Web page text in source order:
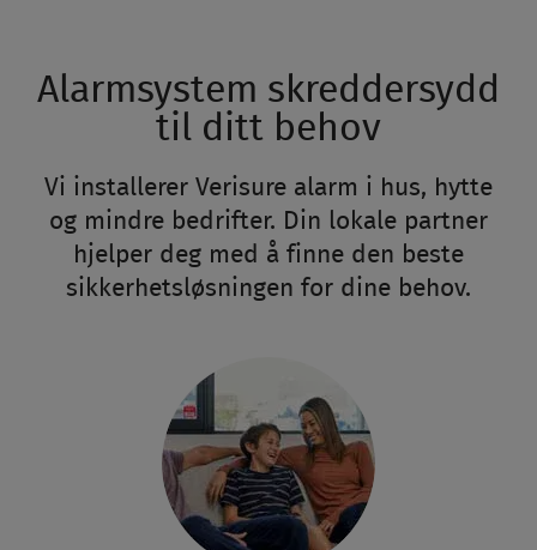
Alarmsystem skreddersydd
til ditt behov
Vi installerer Verisure alarm i hus, hytte
og mindre bedrifter. Din lokale partner
hjelper deg med å finne den beste
sikkerhetsløsningen for dine behov.